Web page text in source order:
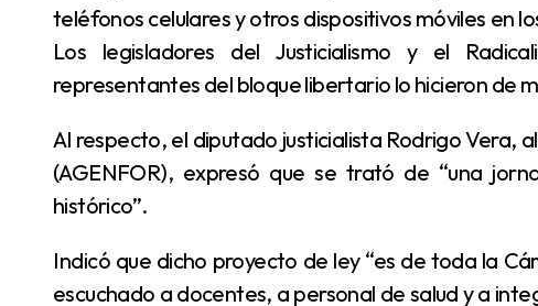
teléfonos celulares y otros dispositivos móviles en
Los legisladores del Justicialismo y el
representantes del bloque libertario lo hicieron de
Al respecto, el diputado justicialista Rodrigo Vera, al dialogar con la Agencia de Noticias Formosa
(AGENFOR), expresó que se trató de “una
histórico”.
Indicó que dicho proyecto de ley “es de toda la Cámara, de todos los diputados, quienes hemos
escuchado a docentes, a personal de salud y a